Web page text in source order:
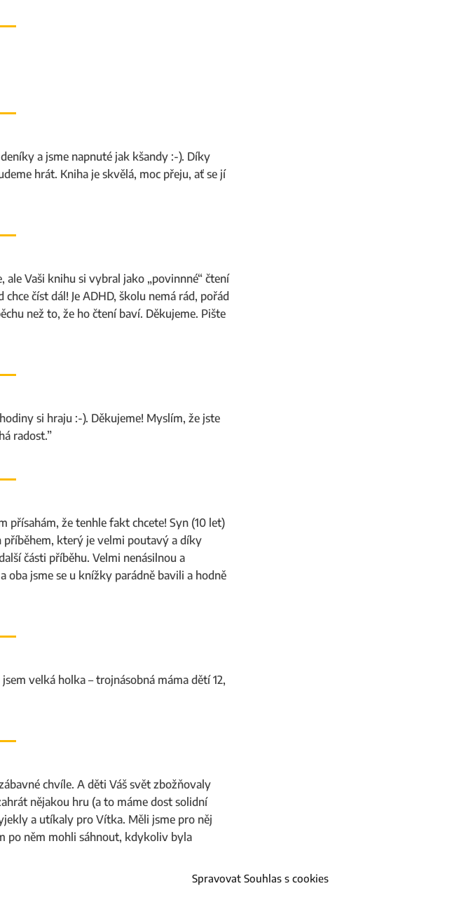
Spravovat Souhlas s cookies
a jsme napnuté jak kšandy :-). Díky
hrát. Kniha je skvělá, moc přeju, ať se jí
ale Vaši knihu si vybral jako „povinnné“ čtení
číst dál! Je ADHD, školu nemá rád, pořád
než to, že ho čtení baví. Děkujeme. Pište
si hraju :-). Děkujeme! Myslím, že jste
radost.”
přísahám, že tenhle fakt chcete! Syn (10 let)
příběhem, který je velmi poutavý a díky
části příběhu. Velmi nenásilnou a
oba jsme se u knížky parádně bavili a hodně
velká holka – trojnásobná máma dětí 12,
chvíle. A děti Váš svět zbožňovaly
nějakou hru (a to máme dost solidní
a utíkaly pro Vítka. Měli jsme pro něj
po něm mohli sáhnout, kdykoliv byla